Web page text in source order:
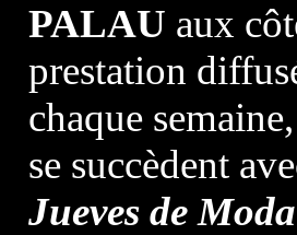
PALAU aux
prestation
chaque
se succèdent
Jueves de Moda